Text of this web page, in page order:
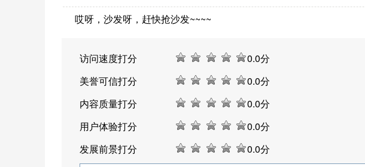
哎呀，沙发呀，赶快抢沙发~~~~
访问速度打分 0.0分
美誉可信打分
0.0分
内容质量打分
0.0分
用户体验打分
0.0分
发展前景打分
0.0分